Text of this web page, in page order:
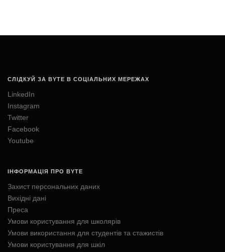
СЛІДКУЙ ЗА BYTE В СОЦІАЛЬНИХ МЕРЕЖАХ
LinkedIn
Instagram
Twitter
Facebook
Youtube
ІНФОРМАЦІЯ ПРО BYTE
Захист персональних даних
Вихідні дані
Преса
Умови користування для школярів
Умови використання для студентів та стажистів
Умови користування для шкіл